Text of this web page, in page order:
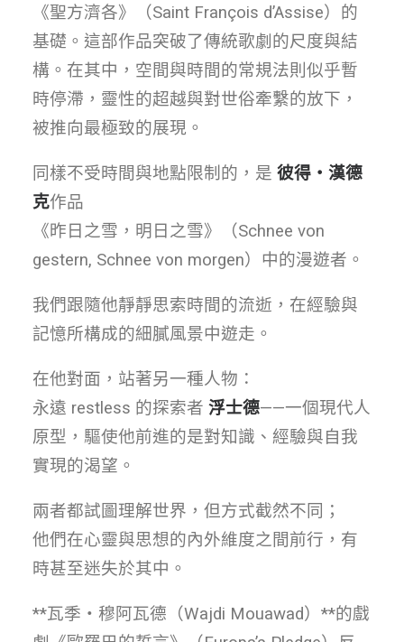
《聖方濟各》（Saint François d’Assise）的
基礎。這部作品突破了傳統歌劇的尺度與結
構。在其中，空間與時間的常規法則似乎暫
時停滯，靈性的超越與對世俗牽繫的放下，
被推向最極致的展現。
同樣不受時間與地點限制的，是 彼得・漢德
克作品
《昨日之雪，明日之雪》（Schnee von
gestern, Schnee von morgen）中的漫遊者。
我們跟隨他靜靜思索時間的流逝，在經驗與
記憶所構成的細膩風景中遊走。
在他對面，站著另一種人物：
永遠 restless 的探索者 浮士德——一個現代人
原型，驅使他前進的是對知識、經驗與自我
實現的渴望。
兩者都試圖理解世界，但方式截然不同；
他們在心靈與思想的內外維度之間前行，有
時甚至迷失於其中。
**瓦季・穆阿瓦德（Wajdi Mouawad）**的戲